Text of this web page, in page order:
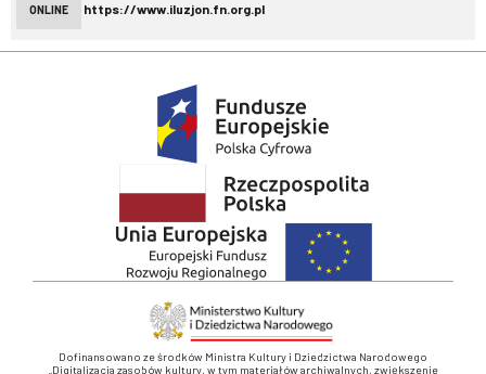
ONLINE https://www.iluzjon.fn.org.pl
Dofinansowano ze środków Ministra Kultury i Dziedzictwa Narodowego
„Digitalizacja zasobów kultury, w tym materiałów archiwalnych, zwiększenie